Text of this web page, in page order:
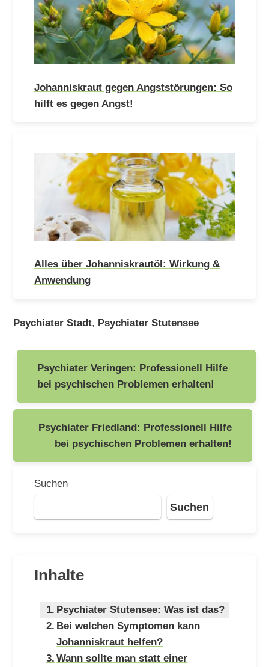
Johanniskraut gegen Angststörungen: So
hilft es gegen Angst!
Alles über Johanniskrautöl: Wirkung &
Anwendung
Psychiater Stadt, Psychiater Stutensee
Beitragsnavigation
Psychiater Veringen: Professionell Hilfe
bei psychischen Problemen erhalten!
Psychiater Friedland: Professionell Hilfe
bei psychischen Problemen erhalten!
Suchen
Suchen
Inhalte
Psychiater Stutensee: Was ist das?
Bei welchen Symptomen kann
Johanniskraut helfen?
Wann sollte man statt einer